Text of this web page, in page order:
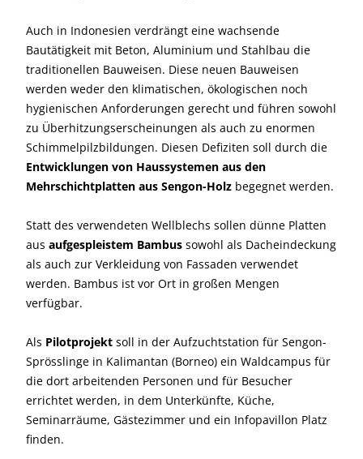
Auch in Indonesien verdrängt eine wachsende
Bautätigkeit mit Beton, Aluminium und Stahlbau die
traditionellen Bauweisen. Diese neuen Bauweisen
werden weder den klimatischen, ökologischen noch
hygienischen Anforderungen gerecht und führen sowohl
zu Überhitzungserscheinungen als auch zu enormen
Schimmelpilzbildungen. Diesen Defiziten soll durch die
Entwicklungen von Haussystemen aus den
Mehrschichtplatten aus Sengon-Holz begegnet werden.
Statt des verwendeten Wellblechs sollen dünne Platten
aus aufgespleistem Bambus sowohl als Dacheindeckung
als auch zur Verkleidung von Fassaden verwendet
werden. Bambus ist vor Ort in großen Mengen
verfügbar.
Als Pilotprojekt soll in der Aufzuchtstation für Sengon-
Sprösslinge in Kalimantan (Borneo) ein Waldcampus für
die dort arbeitenden Personen und für Besucher
errichtet werden, in dem Unterkünfte, Küche,
Seminarräume, Gästezimmer und ein Infopavillon Platz
finden.